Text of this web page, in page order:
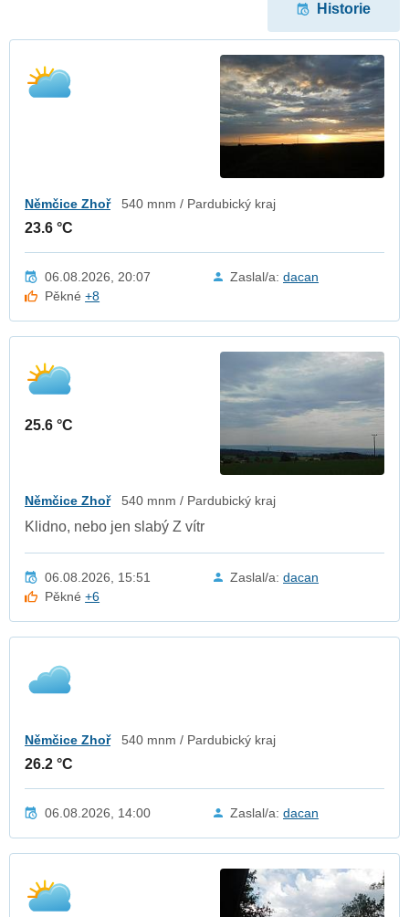
Historie
Němčice Zhoř 540 mnm / Pardubický kraj
23.6 °C
06.08.2026, 20:07 Zaslal/a: dacan
Pěkné+8
25.6 °C
Němčice Zhoř 540 mnm / Pardubický kraj
Klidno, nebo jen slabý Z vítr
06.08.2026, 15:51 Zaslal/a: dacan
Pěkné+6
Němčice Zhoř 540 mnm / Pardubický kraj
26.2 °C
06.08.2026, 14:00 Zaslal/a: dacan